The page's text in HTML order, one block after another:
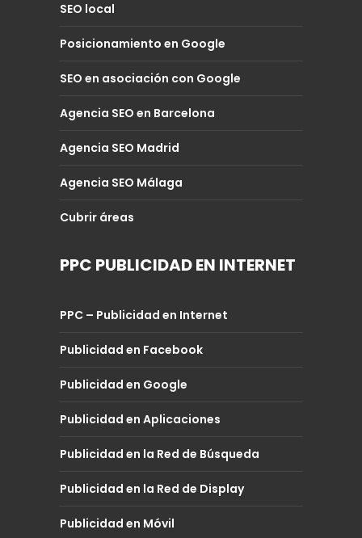
SEO local
Posicionamiento en Google
SEO en asociación con Google
Agencia SEO en Barcelona
Agencia SEO Madrid
Agencia SEO Málaga
Cubrir áreas
PPC PUBLICIDAD EN INTERNET
PPC – Publicidad en Internet
Publicidad en Facebook
Publicidad en Google
Publicidad en Aplicaciones
Publicidad en la Red de Búsqueda
Publicidad en la Red de Display
Publicidad en Móvil